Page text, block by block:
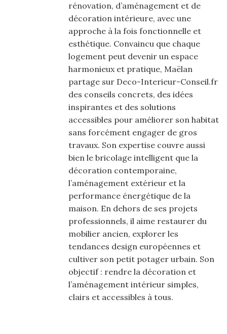
rénovation, d’aménagement et de
décoration intérieure, avec une
approche à la fois fonctionnelle et
esthétique. Convaincu que chaque
logement peut devenir un espace
harmonieux et pratique, Maëlan
partage sur Deco-Interieur-Conseil.fr
des conseils concrets, des idées
inspirantes et des solutions
accessibles pour améliorer son habitat
sans forcément engager de gros
travaux. Son expertise couvre aussi
bien le bricolage intelligent que la
décoration contemporaine,
l’aménagement extérieur et la
performance énergétique de la
maison. En dehors de ses projets
professionnels, il aime restaurer du
mobilier ancien, explorer les
tendances design européennes et
cultiver son petit potager urbain. Son
objectif : rendre la décoration et
l’aménagement intérieur simples,
clairs et accessibles à tous.